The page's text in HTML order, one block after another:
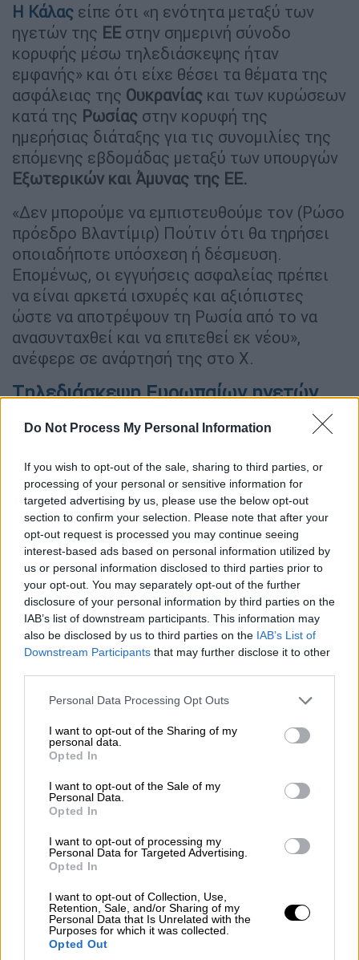
Do Not Process My Personal Information
If you wish to opt-out of the sale, sharing to third parties, or
processing of your personal or sensitive information for
targeted advertising by us, please use the below opt-out
section to confirm your selection. Please note that after your
opt-out request is processed you may continue seeing
interest-based ads based on personal information utilized by
us or personal information disclosed to third parties prior to
your opt-out. You may separately opt-out of the further
disclosure of your personal information by third parties on the
IAB’s list of downstream participants. This information may
also be disclosed by us to third parties on the IAB’s List of
Downstream Participants that may further disclose it to other
Please note that this website/app uses one or more Google
not limited to your visit or usage behaviour. You may click to
grant or deny consent to Google and its third-party tags to
use your data for below specified purposes in below Google
consent section.
Personal Data Processing Opt Outs
I want to opt-out of the Sharing of my
personal data.
Opted In
I want to opt-out of the Sale of my
Personal Data.
Opted In
I want to opt-out of processing my
Personal Data for Targeted Advertising.
Opted In
I want to opt-out of Collection, Use,
Retention, Sale, and/or Sharing of my
Personal Data that Is Unrelated with the
Purposes for which it was collected.
Opted Out
Η Κάλας είπε ότι «η ενότητα μεταξύ των
ηγετών της ΕΕ στην σημερινή σύνοδο
κορυφής μέσω τηλεδιάσκεψης ήταν
εμφανής» και ότι είχε θέσει τα θέματα της
ασφάλειας της Ουκρανίας και των κυρώσεων
κατά της Ρωσίας στην κορυφή της
ημερήσιας διάταξης για τις συνομιλίες της
επόμενης εβδομάδας μεταξύ των υπουργών
Εξωτερικών και Άμυνας της ΕΕ.
«Δεν μπορούμε να εμπιστευθούμε τον (Ρώσο
πρόεδρο Βλαντίμιρ) Πούτιν ότι θα τηρήσει
οποιαδήποτε υπόσχεση ή δέσμευση.
Επομένως, οι εγγυήσεις ασφαλείας πρέπει
να είναι αρκετά ισχυρές και αξιόπιστες
ώστε να αποτρέψουν τη Ρωσία από το να
ανασυνταχθεί και να επιτεθεί εκ νέου»,
ανέφερε σε ανάρτησή της στο X.
Tηλεδιάσκεψη Ευρωπαίων ηγετών
εγγυήσεων ασφαλείας στηνΟυκρανίακαι της
κατάπαυσης των εχθροπραξιών βρέθηκαν
στο επίκεντρο της τηλεδιάσκεψης των
Ευρωπαίων ηγετών για τις εξελίξεις στην
Ουκρανίακαι τις συνομιλίες στην
Ουάσιγκτον με τονΑμερικανό Πρόεδρο.
ΔΙΑΒΑΣΤΕ ΕΠΙΣΗΣ
Κόσμος|19.08.2025 16:10
Τραμπ: Ο Πούτιν μπορεί να μην
επιθυμεί συμφωνία – Θα μάθουμε σε
O Πρόεδρος του
Ευρωπαϊκού Συμβουλίου,
Αντόνιο Κόστα, έ
μετά τη συζήτησή μας με τα μέλη του
Ευρωπαϊκού Συμβουλίου, είχα τηλεφωνική
Βολοντίμιρ Ζελένσκι»,όπως ανέφερε,
προσθέτοντας ότι υπογράμμισε «την
ενότητα και την ακλόνητη υποστήριξη της